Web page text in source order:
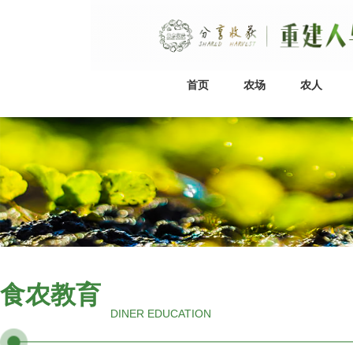
首页 农场 农人
食农教育
DINER EDUCATION